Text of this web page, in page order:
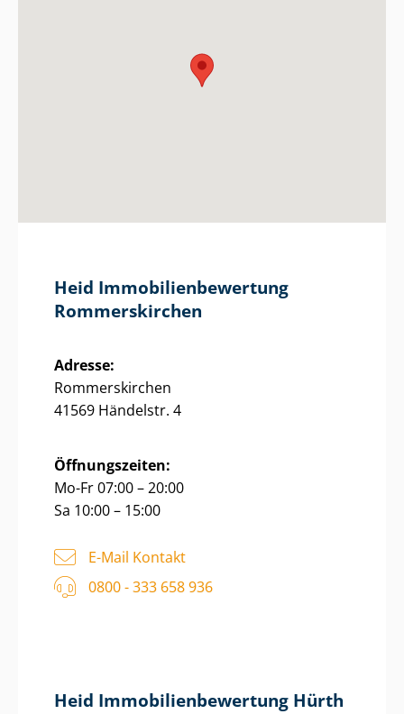
Heid Im­mo­bi­li­en­be­wer­tung
Rommerskirchen
Adresse:
Rommerskirchen
41569 Händelstr. 4
Öffnungszeiten:
Mo-Fr 07:00 – 20:00
Sa 10:00 – 15:00
E-Mail Kontakt
0800 - 333 658 936
Heid Im­mo­bi­li­en­be­wer­tung Hürth